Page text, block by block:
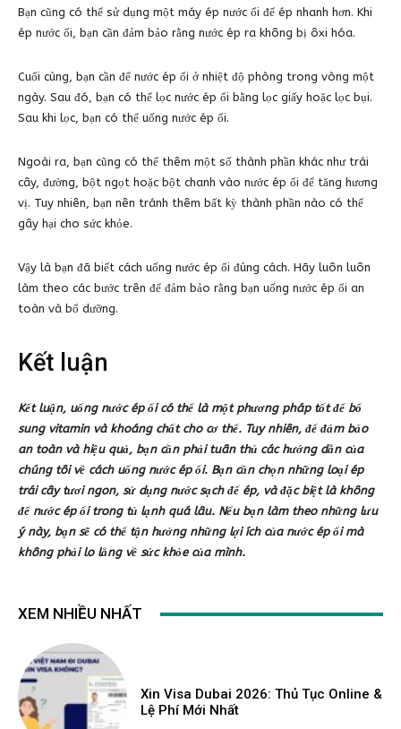
Bạn cũng có thể sử dụng một máy ép nước ổi để ép nhanh hơn. Khi
ép nước ổi, bạn cần đảm bảo rằng nước ép ra không bị ôxi hóa.
Cuối cùng, bạn cần để nước ép ổi ở nhiệt độ phòng trong vòng một
ngày. Sau đó, bạn có thể lọc nước ép ổi bằng lọc giấy hoặc lọc bụi.
Sau khi lọc, bạn có thể uống nước ép ổi.
Ngoài ra, bạn cũng có thể thêm một số thành phần khác như trái
cây, đường, bột ngọt hoặc bột chanh vào nước ép ổi để tăng hương
vị. Tuy nhiên, bạn nên tránh thêm bất kỳ thành phần nào có thể
gây hại cho sức khỏe.
Vậy là bạn đã biết cách uống nước ép ổi đúng cách. Hãy luôn luôn
làm theo các bước trên để đảm bảo rằng bạn uống nước ép ổi an
toàn và bổ dưỡng.
Kết luận
Kết luận, uống nước ép ổi có thể là một phương pháp tốt để bổ
sung vitamin và khoáng chất cho cơ thể. Tuy nhiên, để đảm bảo
an toàn và hiệu quả, bạn cần phải tuân thủ các hướng dẫn của
chúng tôi về cách uống nước ép ổi. Bạn cần chọn những loại ép
trái cây tươi ngon, sử dụng nước sạch để ép, và đặc biệt là không
để nước ép ổi trong tủ lạnh quá lâu. Nếu bạn làm theo những lưu
ý này, bạn sẽ có thể tận hưởng những lợi ích của nước ép ổi mà
không phải lo lắng về sức khỏe của mình.
XEM NHIỀU NHẤT
Xin Visa Dubai 2026: Thủ Tục Online &
Lệ Phí Mới Nhất